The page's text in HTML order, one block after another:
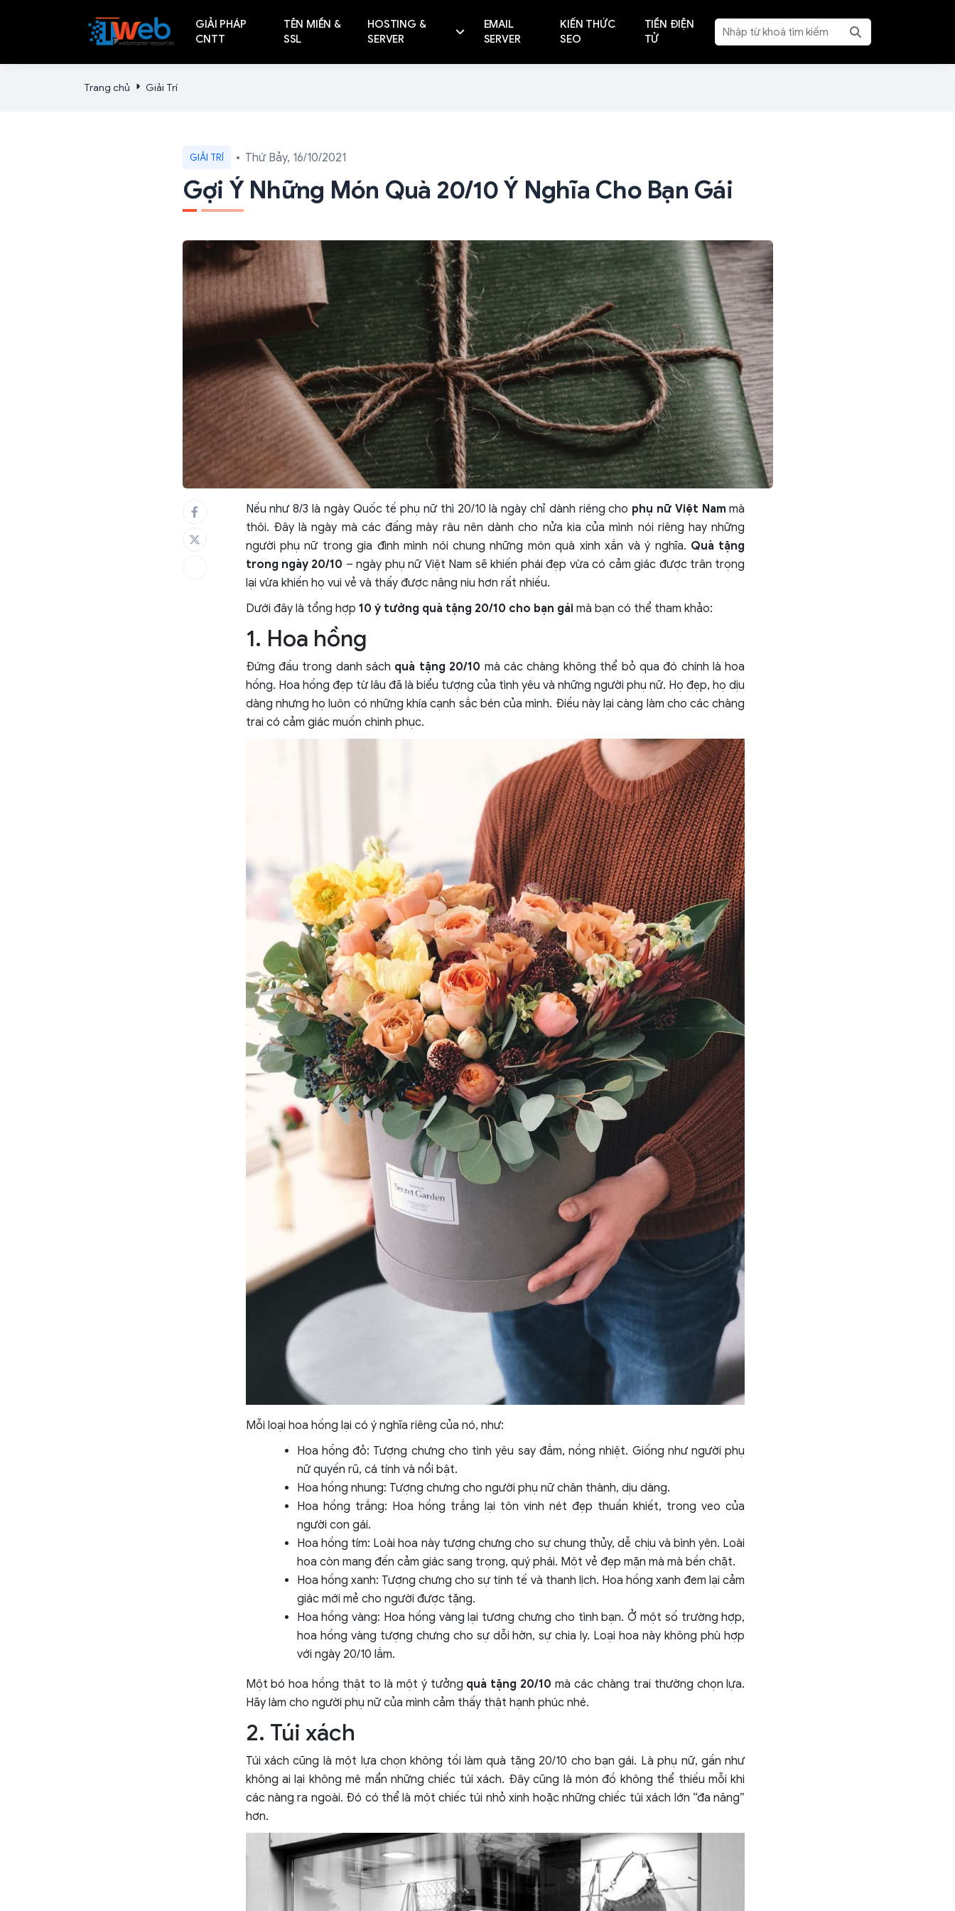
GIẢI PHÁP
CNTT
TÊN MIỀN &
SSL
HOSTING &
SERVER
EMAIL
SERVER
KIẾN THỨC
SEO
TIỀN ĐIỆN
TỬ
Trang chủ Giải Trí
GIẢI TRÍ Thứ Bảy, 16/10/2021
Gợi Ý Những Món Quà 20/10 Ý Nghĩa Cho Bạn Gái
Nếu như 8/3 là ngày Quốc tế phụ nữ thì 20/10 là ngày chỉ dành riêng cho phụ nữ Việt Nam mà
thôi. Đây là ngày mà các đấng mày râu nên dành cho nửa kia của mình nói riêng hay những
người phụ nữ trong gia đình mình nói chung những món quà xinh xắn và ý nghĩa. Quà tặng
trong ngày 20/10 – ngày phụ nữ Việt Nam sẽ khiến phái đẹp vừa có cảm giác được trân trọng
lại vừa khiến họ vui vẻ và thấy được nâng niu hơn rất nhiều.
Dưới đây là tổng hợp 10 ý tưởng quà tặng 20/10 cho bạn gái mà bạn có thể tham khảo:
1. Hoa hồng
Đứng đầu trong danh sách quà tặng 20/10 mà các chàng không thể bỏ qua đó chính là hoa
hồng. Hoa hồng đẹp từ lâu đã là biểu tượng của tình yêu và những người phụ nữ. Họ đẹp, họ dịu
dàng nhưng họ luôn có những khía cạnh sắc bén của mình. Điều này lại càng làm cho các chàng
trai có cảm giác muốn chinh phục.
Mỗi loại hoa hồng lại có ý nghĩa riêng của nó, như:
Hoa hồng đỏ: Tượng chưng cho tình yêu say đắm, nồng nhiệt. Giống như người phụ
nữ quyến rũ, cá tính và nổi bật.
Hoa hồng nhung: Tượng chưng cho người phụ nữ chân thành, dịu dàng.
Hoa hồng trắng: Hoa hồng trắng lại tôn vinh nét đẹp thuần khiết, trong veo của
người con gái.
Hoa hồng tím: Loài hoa này tượng chưng cho sự chung thủy, dễ chịu và bình yên. Loài
hoa còn mang đến cảm giác sang trọng, quý phái. Một vẻ đẹp mặn mà mà bền chặt.
Hoa hồng xanh: Tượng chưng cho sự tinh tế và thanh lịch. Hoa hồng xanh đem lại cảm
giác mới mẻ cho người được tặng.
Hoa hồng vàng: Hoa hồng vàng lại tương chưng cho tình bạn. Ở một số trường hợp,
hoa hồng vàng tượng chưng cho sự dỗi hờn, sự chia ly. Loại hoa này không phù hợp
với ngày 20/10 lắm.
Một bó hoa hồng thật to là một ý tưởng quà tặng 20/10 mà các chàng trai thường chọn lựa.
Hãy làm cho người phụ nữ của mình cảm thấy thật hạnh phúc nhé.
2. Túi xách
Túi xách cũng là một lựa chọn không tồi làm quà tặng 20/10 cho bạn gái. Là phụ nữ, gần như
không ai lại không mê mẩn những chiếc túi xách. Đây cũng là món đồ không thể thiếu mỗi khi
các nàng ra ngoài. Đó có thể là một chiếc túi nhỏ xinh hoặc những chiếc túi xách lớn “đa năng”
hơn.